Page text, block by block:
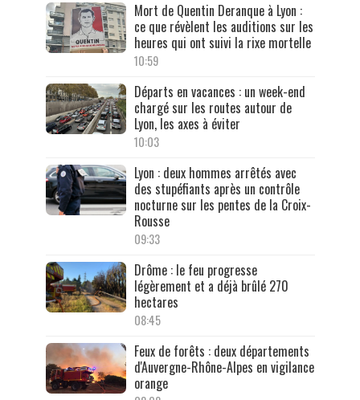
Mort de Quentin Deranque à Lyon :
ce que révèlent les auditions sur les
heures qui ont suivi la rixe mortelle
10:59
Départs en vacances : un week-end
chargé sur les routes autour de
Lyon, les axes à éviter
10:03
Lyon : deux hommes arrêtés avec
des stupéfiants après un contrôle
nocturne sur les pentes de la Croix-
Rousse
09:33
Drôme : le feu progresse
légèrement et a déjà brûlé 270
hectares
08:45
Feux de forêts : deux départements
d'Auvergne-Rhône-Alpes en vigilance
orange